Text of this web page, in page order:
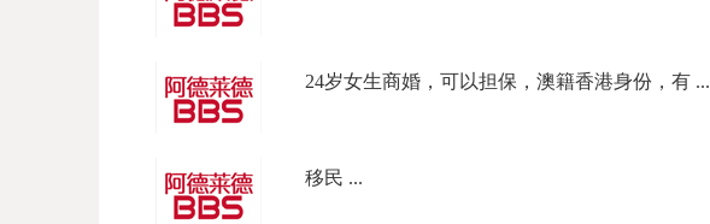
24岁女生商婚，可以担保，澳籍香港身份，有 ...
移民 ...